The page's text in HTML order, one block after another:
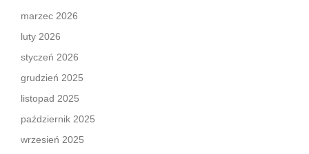
marzec 2026
luty 2026
styczeń 2026
grudzień 2025
listopad 2025
październik 2025
wrzesień 2025